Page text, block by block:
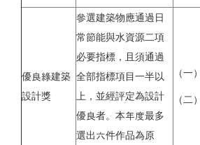
優良綠建築
設計獎
參選建築物應通過日
常節能與水資源二項
必要指標，且須通過
全部指標項目一半以
上，並經評定為設計
優良者。本年度最多
選出六件作品為原
（一
（二